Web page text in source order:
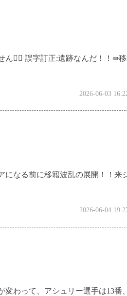
ん🙇‍♀️ 誤字訂正:遺跡なんだ！！⇛
2026-06-03
になる前に移籍波乱の展開！！来
2026-06-04
変わって、アシュリー選手は13番